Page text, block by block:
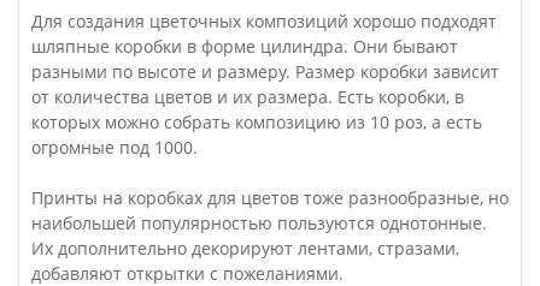
Для создания цветочных композиций хорошо подходят
шляпные коробки в форме цилиндра. Они бывают
разными по высоте и размеру. Размер коробки зависит
от количества цветов и их размера. Есть коробки, в
которых можно собрать композицию из 10 роз, а есть
огромные под 1000.
Принты на коробках для цветов тоже разнообразные, но
наибольшей популярностью пользуются однотонные.
Их дополнительно декорируют лентами, стразами,
добавляют открытки с пожеланиями.